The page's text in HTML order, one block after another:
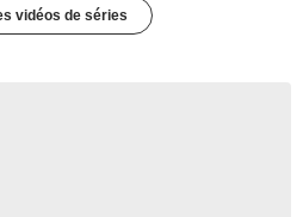
vidéos de séries